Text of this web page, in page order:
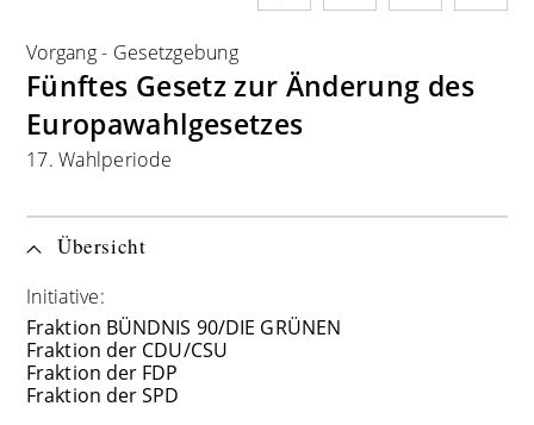
Vorgang- Gesetzgebung
Fünftes Gesetz zur Änderung des
Europawahlgesetzes
17. Wahlperiode
Übersicht
Initiative:
Fraktion BÜNDNIS 90/DIE GRÜNEN
Fraktion der CDU/CSU
Fraktion der FDP
Fraktion der SPD